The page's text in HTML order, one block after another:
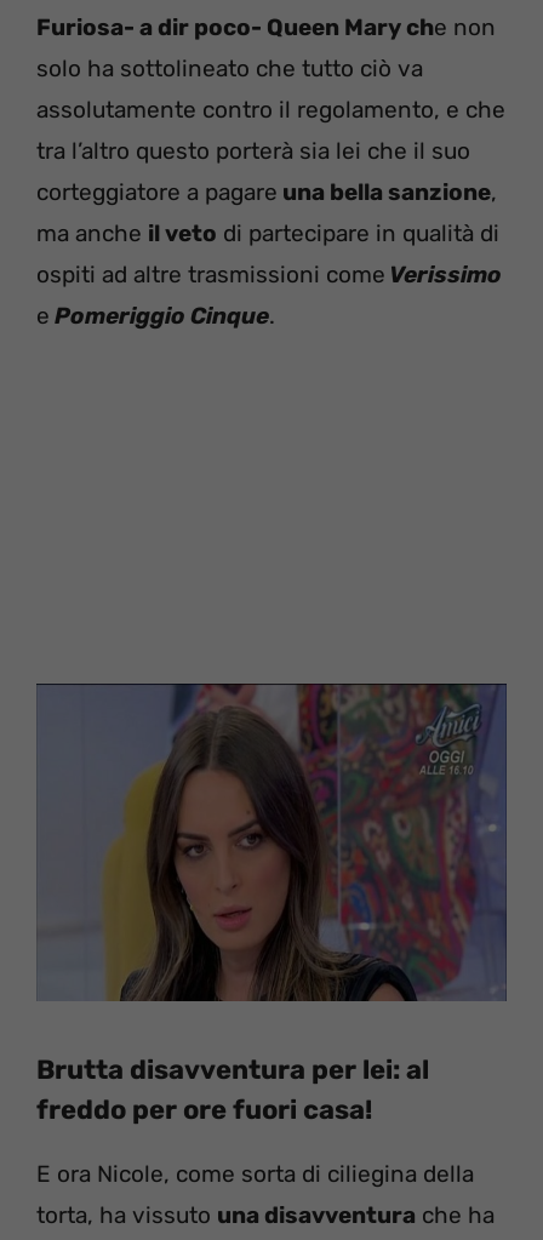
Furiosa- a dir poco- Queen Mary che non
solo ha sottolineato che tutto ciò va
assolutamente contro il regolamento, e che
tra l’altro questo porterà sia lei che il suo
corteggiatore a pagare una bella sanzione,
ma anche il veto di partecipare in qualità di
ospiti ad altre trasmissioni come Verissimo
e Pomeriggio Cinque.
Brutta disavventura per lei: al
freddo per ore fuori casa!
E ora Nicole, come sorta di ciliegina della
torta, ha vissuto una disavventura che ha